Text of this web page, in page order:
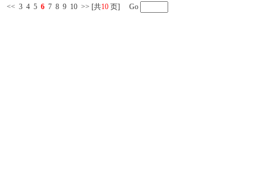
<< 3 4 5 6 7 8 9 10 >> [共10 页] Go